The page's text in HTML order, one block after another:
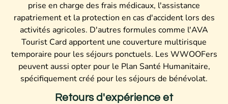
prise en charge des frais médicaux, l'assistance
rapatriement et la protection en cas d'accident lors des
activités agricoles. D'autres formules comme l'AVA
Tourist Card apportent une couverture multirisque
temporaire pour les séjours ponctuels. Les WWOOFers
peuvent aussi opter pour le Plan Santé Humanitaire,
spécifiquement créé pour les séjours de bénévolat.
Retours d'expérience et